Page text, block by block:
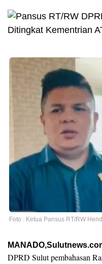
Foto : Ketua Pansus RT/RW
DPRD Sulut pembahasan